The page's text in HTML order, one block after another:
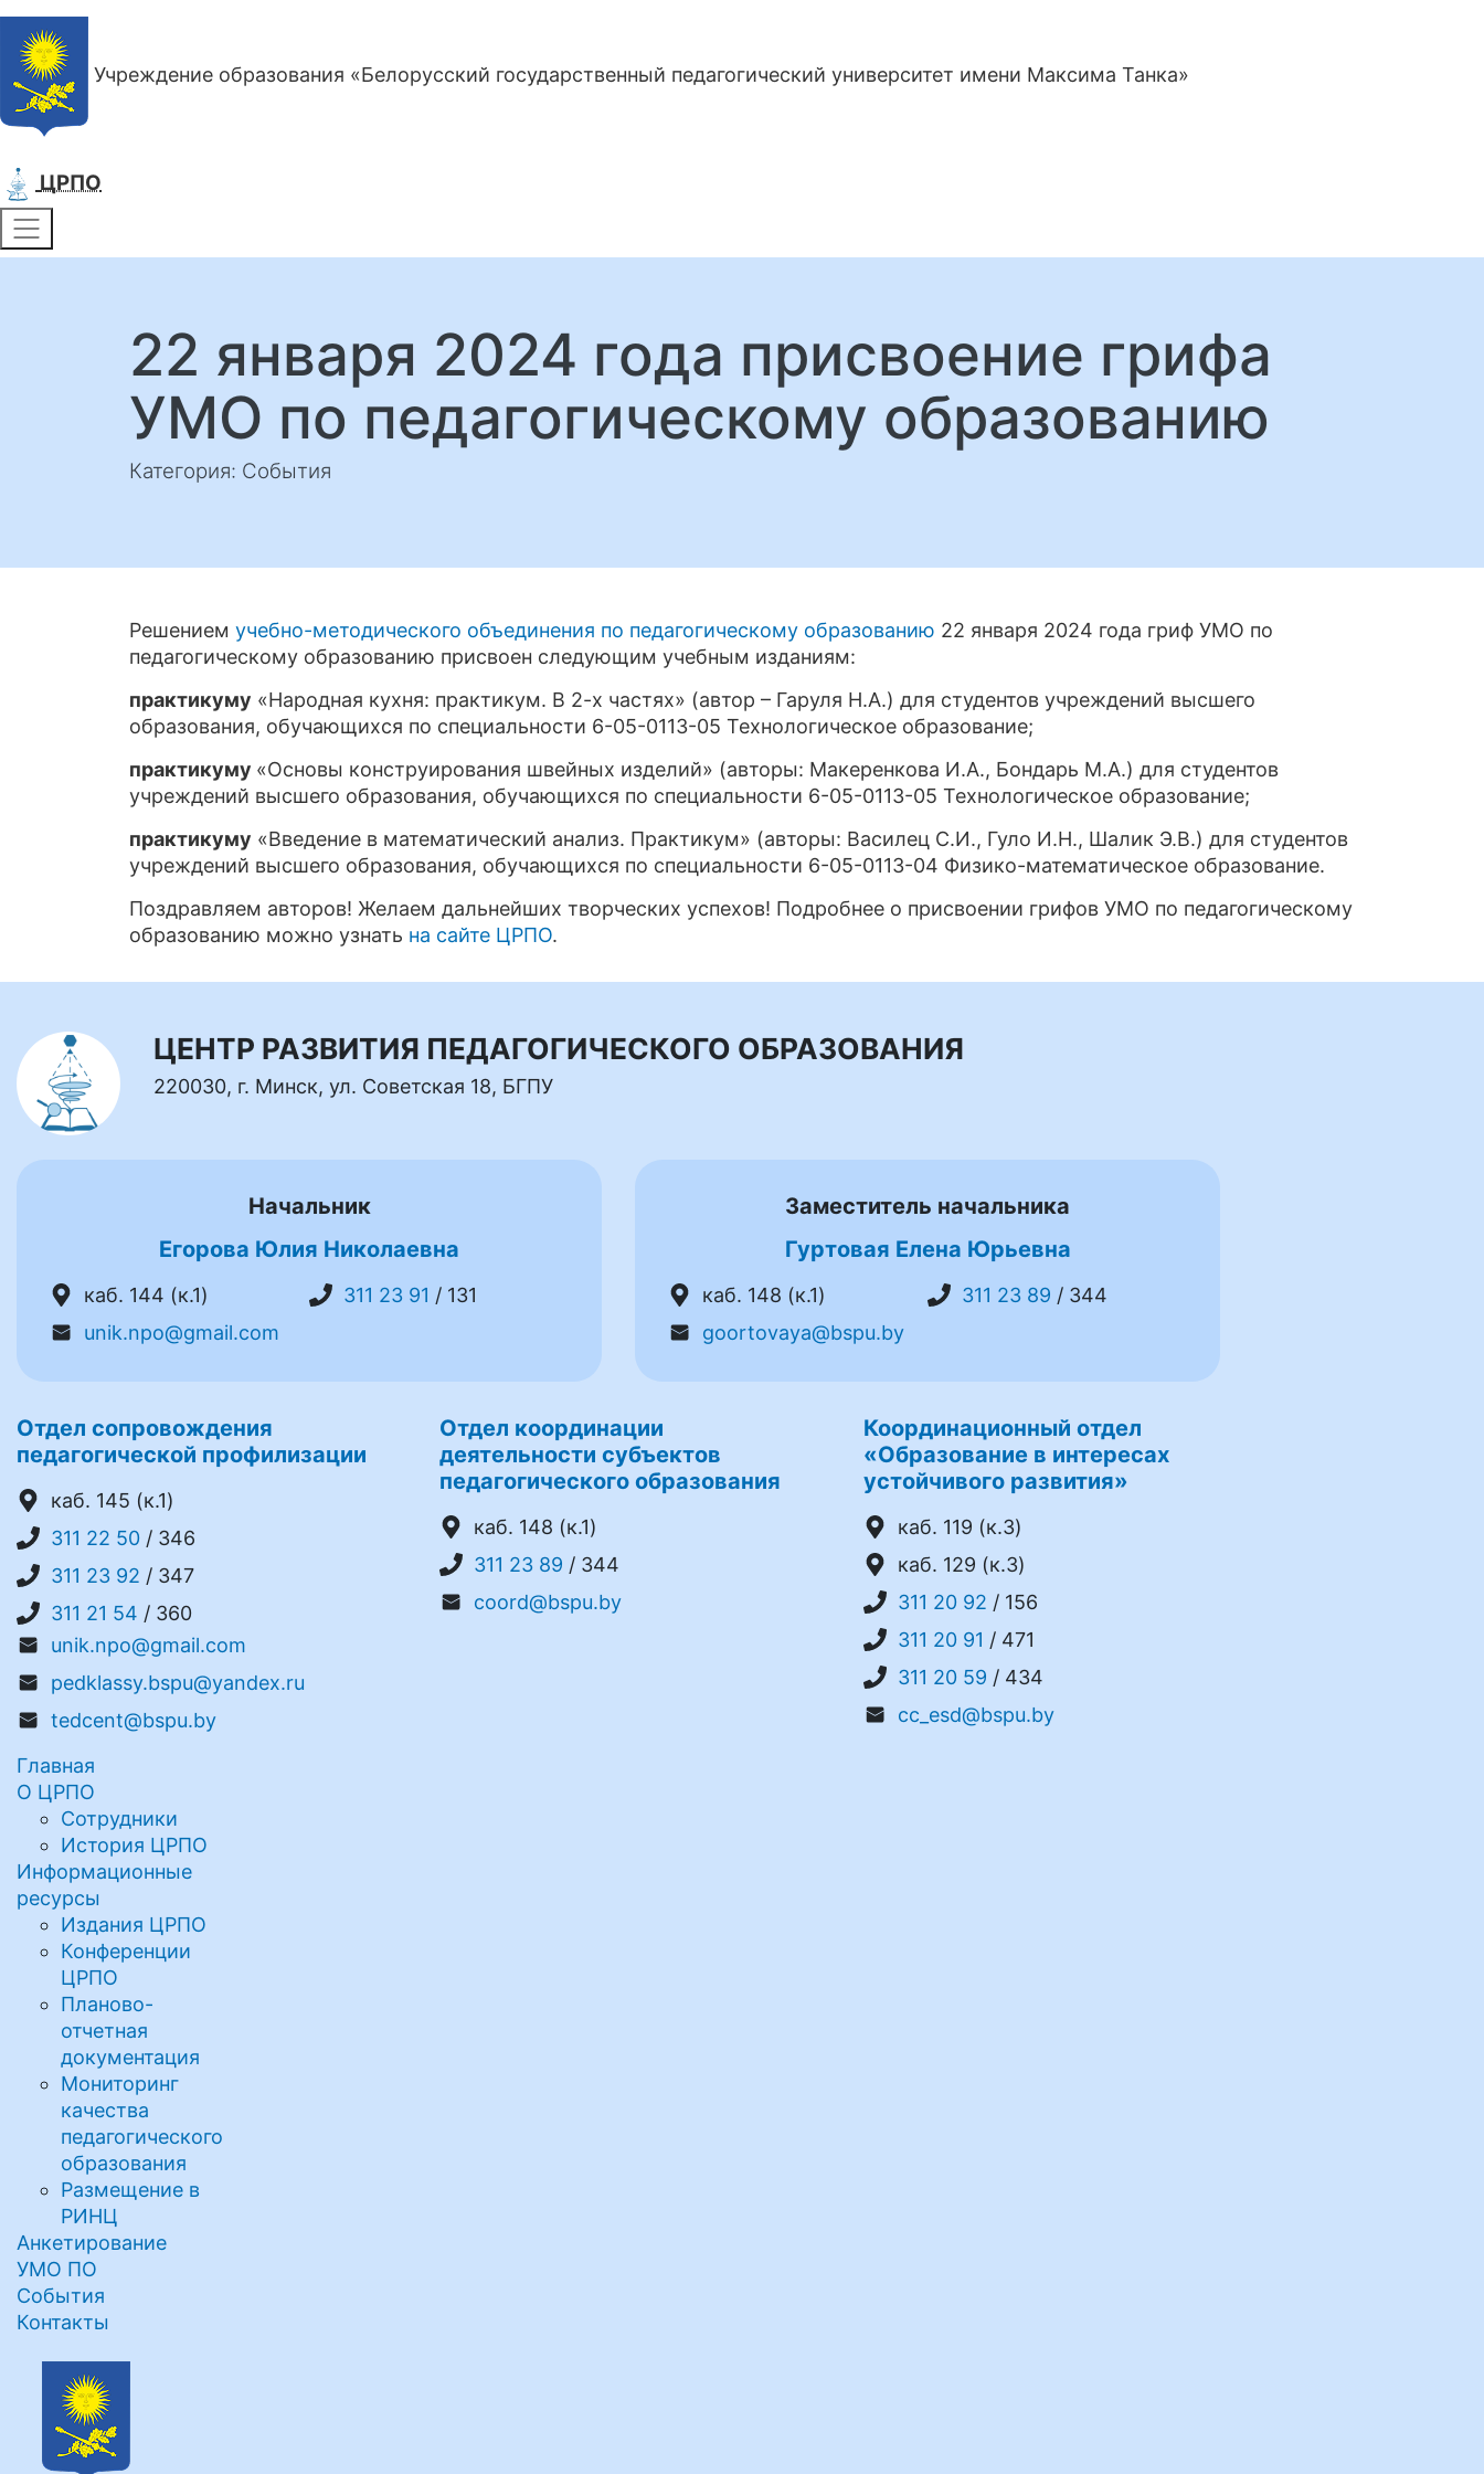
Учреждение образования «Белорусский государственный педагогический университет имени Максима Танка»
ЦРПО
22 января 2024 года присвоение грифа
УМО по педагогическому образованию
Категория: События
Решением учебно-методического объединения по педагогическому образованию 22 января 2024 года гриф УМО по
педагогическому образованию присвоен следующим учебным изданиям:
практикуму «Народная кухня: практикум. В 2-х частях» (автор – Гаруля Н.А.) для студентов учреждений высшего
образования, обучающихся по специальности 6-05-0113-05 Технологическое образование;
практикуму «Основы конструирования швейных изделий» (авторы: Макеренкова И.А., Бондарь М.А.) для студентов
учреждений высшего образования, обучающихся по специальности 6-05-0113-05 Технологическое образование;
практикуму «Введение в математический анализ. Практикум» (авторы: Василец С.И., Гуло И.Н., Шалик Э.В.) для студентов
учреждений высшего образования, обучающихся по специальности 6-05-0113-04 Физико-математическое образование.
Поздравляем авторов! Желаем дальнейших творческих успехов! Подробнее о присвоении грифов УМО по педагогическому
образованию можно узнать на сайте ЦРПО.
ЦЕНТР РАЗВИТИЯ ПЕДАГОГИЧЕСКОГО ОБРАЗОВАНИЯ
220030, г. Минск, ул. Советская 18, БГПУ
Начальник
Егорова Юлия Николаевна
каб. 144 (к.1) 311 23 91 / 131
unik.npo@gmail.com
Заместитель начальника
Гуртовая Елена Юрьевна
каб. 148 (к.1) 311 23 89 / 344
goortovaya@bspu.by
Отдел сопровождения
педагогической профилизации
каб. 145 (к.1)
311 22 50 / 346
311 23 92 / 347
311 21 54 / 360
unik.npo@gmail.com
pedklassy.bspu@yandex.ru
tedcent@bspu.by
Отдел координации
деятельности субъектов
педагогического образования
каб. 148 (к.1)
311 23 89 / 344
coord@bspu.by
Координационный отдел
«Образование в интересах
устойчивого развития»
каб. 119 (к.3)
каб. 129 (к.3)
311 20 92 / 156
311 20 91 / 471
311 20 59 / 434
cc_esd@bspu.by
Главная
О ЦРПО
Сотрудники
История ЦРПО
Информационные
ресурсы
Издания ЦРПО
Конференции
ЦРПО
Планово-
отчетная
документация
Мониторинг
качества
педагогического
образования
Размещение в
РИНЦ
Анкетирование
УМО ПО
События
Контакты